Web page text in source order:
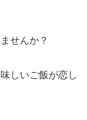
せんか？
しいご飯が恋し